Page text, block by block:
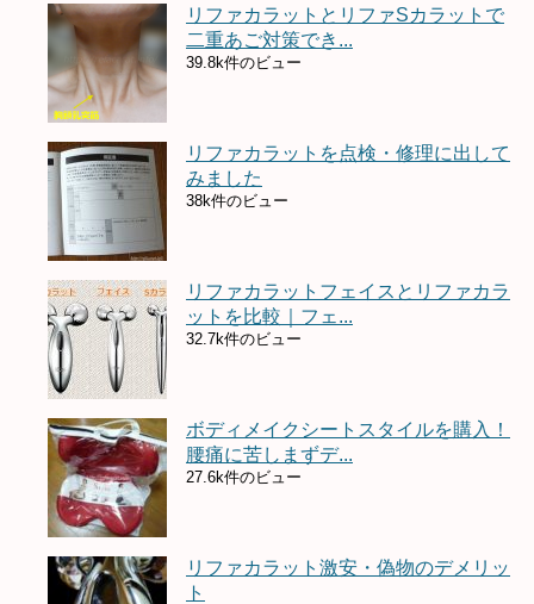
リファカラットとリファSカラットで
二重あご対策でき...
39.8k件のビュー
リファカラットを点検・修理に出して
みました
38k件のビュー
リファカラットフェイスとリファカラ
ットを比較｜フェ...
32.7k件のビュー
ボディメイクシートスタイルを購入！
腰痛に苦しまずデ...
27.6k件のビュー
リファカラット激安・偽物のデメリッ
ト